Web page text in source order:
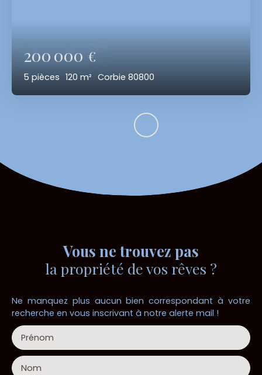
200 000€
5 pièces 120 m² Corbie 80800
Vous ne trouvez pas
la propriété de vos rêves ?
Ne manquez plus aucun bien correspondant à votre
recherche en vous inscrivant à notre alerte mail !
Prénom
Nom